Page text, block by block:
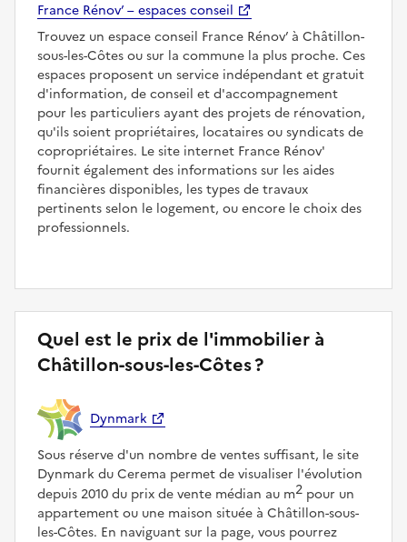
France Rénov’ – espaces conseil
Trouvez un espace conseil France Rénov’ à Châtillon-
sous-les-Côtes ou sur la commune la plus proche. Ces
espaces proposent un service indépendant et gratuit
d'information, de conseil et d'accompagnement
pour les particuliers ayant des projets de rénovation,
qu'ils soient propriétaires, locataires ou syndicats de
copropriétaires. Le site internet France Rénov'
fournit également des informations sur les aides
financières disponibles, les types de travaux
pertinents selon le logement, ou encore le choix des
professionnels.
Quel est le prix de l'immobilier à
Châtillon-sous-les-Côtes ?
Dynmark
Sous réserve d'un nombre de ventes suffisant, le site
Dynmark du Cerema permet de visualiser l'évolution
depuis 2010 du prix de vente médian au m2 pour un
appartement ou une maison située à Châtillon-sous-
les-Côtes. En naviguant sur la page, vous pourrez